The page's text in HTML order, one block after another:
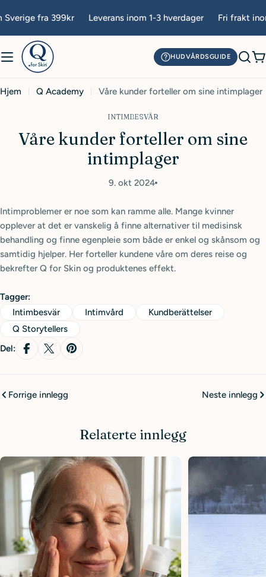
til
innhold
fra 399kr Leverans inom 1-3 hverdager Fri frakt
HUDVÅRDSGUIDE
Hjem Q Academy Våre kunder forteller om sine intimplager
INTIMBESVÄR
Våre kunder forteller om sine
intimplager
9. okt 2024
Intimproblemer er noe som kan ramme alle. Mange kvinner
opplever at det er vanskelig å finne alternativer til medisinsk
behandling og finne egenpleie som både er enkel og skånsom og
samtidig hjelper. Her forteller kundene våre om deres reise og
bekrefter Q for Skin og produktenes effekt.
Tagger:
Intimbesvär
Intimvård
Kundberättelser
Q Storytellers
Del:
Forrige innlegg Neste innlegg
Relaterte innlegg